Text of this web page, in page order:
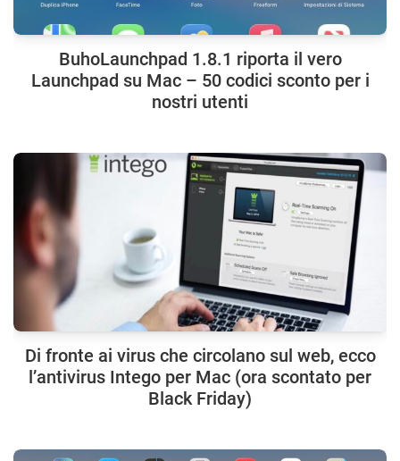
BuhoLaunchpad 1.8.1 riporta il vero
Launchpad su Mac – 50 codici sconto per i
nostri utenti
Di fronte ai virus che circolano sul web, ecco
l’antivirus Intego per Mac (ora scontato per
Black Friday)